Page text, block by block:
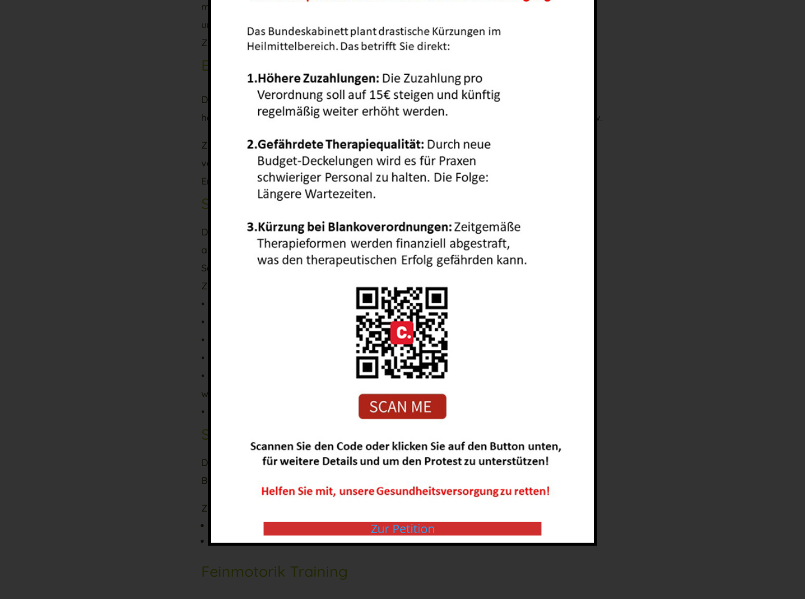
motorischen Umgang mit Stiften haben (z.B. hält den Stift verkrampft oder schreibt
unleserlich).
Ziele dieses Trainingsangebots sind:
Ergotherapie Konzentrationstraining
Dieses Training empfiehlt sich bei Kindern, die Schwierigkeiten mit der Konzentration
haben, z.B. ihre Hausaufgaben vergessen, in der Schule nicht lange still sitzen können usw.
Ziel dieses Trainings ist es, die Konzentration und Selbstorganisation Ihres Kindes zu
verbessern. Dabei setze ich auf erprobte, praxisnahe Methoden, um so den maximalen
Erfolg zu gewährleisten.
Soziales Kompetenztraining
Dieses Training empfiehlt sich einerseits bei Kindern, die wiederholt durch Konflikte mit
anderen Kindern auffallen. Andererseits aber auch für Kinder, die aufgrund von
Schüchternheit nur schwer Kontakte aufbauen können und Freunde finden.
Ziele dieses Trainingsangebots sind:
• Ihr Kind löst Konflikte verbal;
• Ihr Kind sagt, wenn es etwas stört;
• Ihr Kind beruhigt sich nach einem Konflikt schneller;
• Ihr Kind hält sich an Gesprächsregeln;
• Es wird ein Rahmen geschaffen, in dem Konflikte angesprochen und als Familie gelöst
werden;
• Ihr Kind traut sich mehr zu und lernt in geschütztem Rahmen sich von ihnen zu lösen.
Strategietraining mit dem CO-OP Ansatz
Dieses Training empfiehlt sich bei Kindern, die Probleme bei bestimmten
Bewegungsabläufen haben (z.B. Schuhe binden).
Ziele dieses Trainingsangebots sind (je nach Problemstellung) z.B.:
Fahrrad- oder Rollerfahren lernen;
Schuhe binden lernen.
Feinmotorik Training
Zur Petition